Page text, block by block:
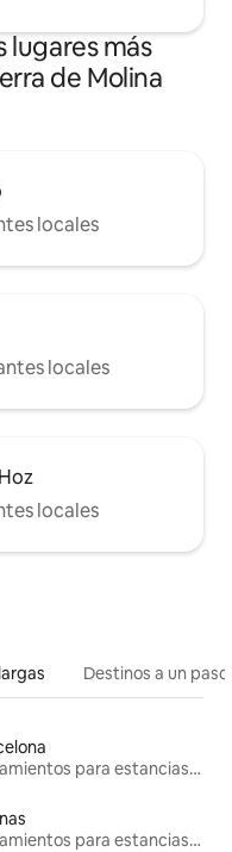
lugares más
de Molina
locales
locales
locales
Destinos a un
Alojamientos para estancias largas
Alojamientos para estancias largas